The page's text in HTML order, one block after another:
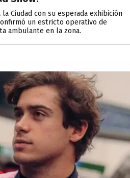
Ciudad con su esperada exhibición
un estricto operativo de
ambulante en la zona.